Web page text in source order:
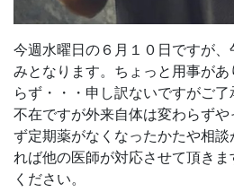
今週水曜日の６月１０日ですが
みとなります。ちょっと用事が
らず・・・申し訳ないですがご
不在ですが外来自体は変わらず
ず定期薬がなくなったかたや相
れば他の医師が対応させて頂き
ください。